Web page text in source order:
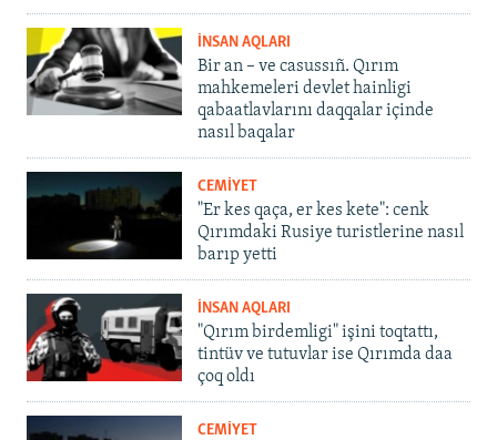
İNSAN AQLARI
Bir an – ve casussıñ. Qırım
mahkemeleri devlet hainligi
qabaatlavlarını daqqalar içinde
nasıl baqalar
CEMİYET
"Er kes qaça, er kes kete": cenk
Qırımdaki Rusiye turistlerine nasıl
barıp yetti
İNSAN AQLARI
"Qırım birdemligi" işini toqtattı,
tintüv ve tutuvlar ise Qırımda daa
çoq oldı
CEMİYET